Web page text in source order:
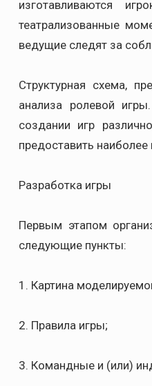
изготавливаются
театрализованные
ведущие следят за
Структурная схема,
анализа ролевой
создании игр
предоставить
Разработка игры
Первым этапом
следующие пункты:
1. Картина
2. Правила игры;
3. Командные и (или)